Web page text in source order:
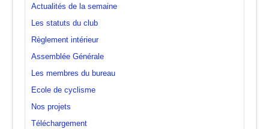
Actualités de la semaine
Les statuts du club
Règlement intérieur
Assemblée Générale
Les membres du bureau
Ecole de cyclisme
Nos projets
Téléchargement